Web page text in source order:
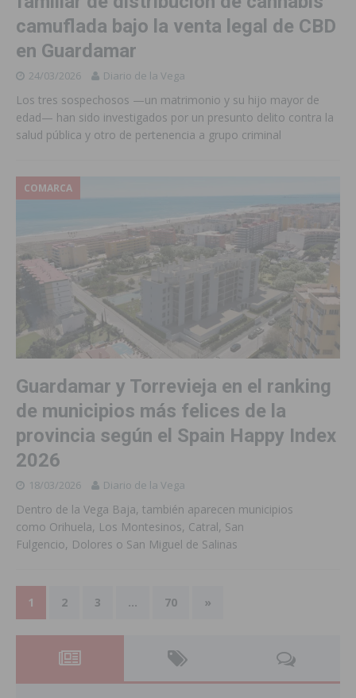
camuflada bajo la venta legal de CBD
en Guardamar
24/03/2026 Diario de la Vega
Los tres sospechosos —un matrimonio y su hijo mayor de
edad— han sido investigados por un presunto delito contra la
salud pública y otro de pertenencia a grupo criminal
COMARCA
Guardamar y Torrevieja en el ranking
de municipios más felices de la
provincia según el Spain Happy Index
2026
18/03/2026 Diario de la Vega
Dentro de la Vega Baja, también aparecen municipios
como Orihuela, Los Montesinos, Catral, San
Fulgencio, Dolores o San Miguel de Salinas
1 2 3 … 70 »